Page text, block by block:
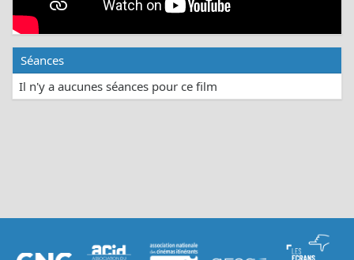
Séances
Il n'y a aucunes séances pour ce film